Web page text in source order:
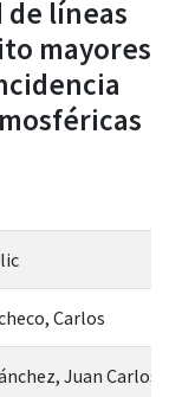
líneas
mayores
Carlos
Juan Carlos